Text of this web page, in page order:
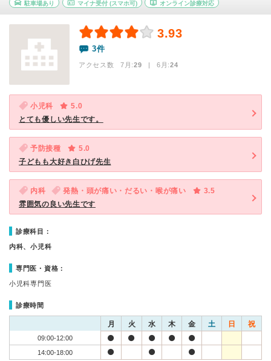
駐車場あり マイナ受付(スマホ可) オンライン診療対応
3.93
3件
アクセス数 7月:29 | 6月:24
小児科
5.0
とても優しい先生です。
予防接種
5.0
子どもも大好き白ひげ先生
内科 発熱・頭が痛い・だるい・喉が痛い
3.5
雰囲気の良い先生です
診療科目：
内科、小児科
専門医・資格：
小児科専門医
診療時間
月 火 水 木 金 土 日 祝
09:00-12:00
14:00-18:00